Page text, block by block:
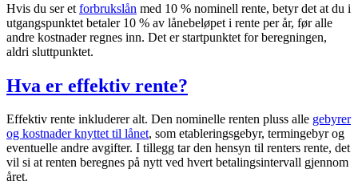
Hvis du ser et forbrukslån med 10 % nominell rente, betyr det at du i
utgangspunktet betaler 10 % av lånebeløpet i rente per år, før alle
andre kostnader regnes inn. Det er startpunktet for beregningen,
aldri sluttpunktet.
Hva er effektiv rente?
Effektiv rente inkluderer alt. Den nominelle renten pluss alle gebyrer
og kostnader knyttet til lånet, som etableringsgebyr, termingebyr og
eventuelle andre avgifter. I tillegg tar den hensyn til renters rente, det
vil si at renten beregnes på nytt ved hvert betalingsintervall gjennom
året.